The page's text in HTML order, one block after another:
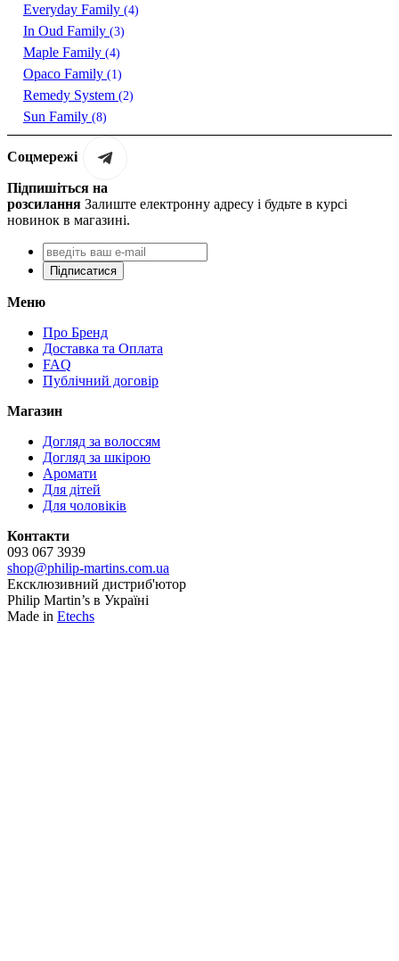
Everyday Family (4)
In Oud Family (3)
Maple Family (4)
Opaco Family (1)
Remedy System (2)
Sun Family (8)
Соцмережі
Підпишіться на
розсилання Залиште електронну адресу і будьте в курсі
новинок в магазині.
Підписатися
Меню
Про Бренд
Доставка та Оплата
FAQ
Публічний договір
Магазин
Догляд за волоссям
Догляд за шкірою
Аромати
Для дітей
Для чоловіків
Контакти
093 067 3939
shop@philip-martins.com.ua
Ексклюзивний дистриб'ютор
Philip Martin’s в Україні
Made in Etechs